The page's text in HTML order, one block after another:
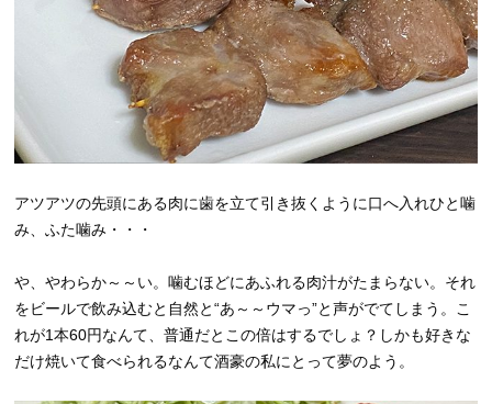
アツアツの先頭にある肉に歯を立て引き抜くように口へ入れひと噛
み、ふた噛み・・・
や、やわらか～～い。噛むほどにあふれる肉汁がたまらない。それ
をビールで飲み込むと自然と“あ～～ウマっ”と声がでてしまう。こ
れが1本60円なんて、普通だとこの倍はするでしょ？しかも好きな
だけ焼いて食べられるなんて酒豪の私にとって夢のよう。